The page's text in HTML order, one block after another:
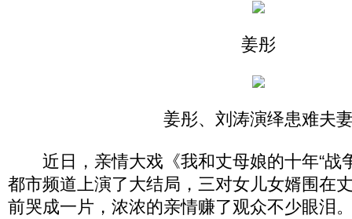
姜彤
姜彤、刘涛演绎患难夫
近日，亲情大戏《我和丈母娘的十年“战
都市频道上演了大结局，三对女儿女婿围在
前哭成一片，浓浓的亲情赚了观众不少眼泪